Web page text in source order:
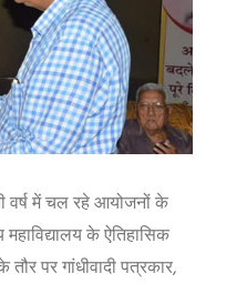
वर्ष में चल रहे आयोजनों के
के ऐतिहासिक
तौर पर गांधीवादी पत्रकार,